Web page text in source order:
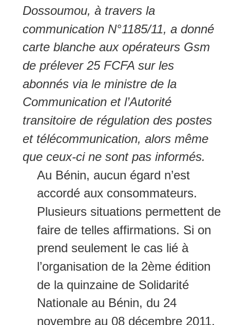
Dossoumou, à travers la
communication N°1185/11, a donné
carte blanche aux opérateurs Gsm
de prélever 25 FCFA sur les
abonnés via le ministre de la
Communication et l’Autorité
transitoire de régulation des postes
et télécommunication, alors même
que ceux-ci ne sont pas informés.
Au Bénin, aucun égard n’est
accordé aux consommateurs.
Plusieurs situations permettent de
faire de telles affirmations. Si on
prend seulement le cas lié à
l’organisation de la 2ème édition
de la quinzaine de Solidarité
Nationale au Bénin, du 24
novembre au 08 décembre 2011,